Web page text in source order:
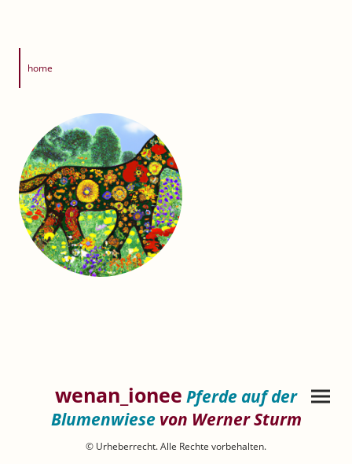
home
wenan_ionee Pferde auf der
Blumenwiese von Werner Sturm
© Urheberrecht. Alle Rechte vorbehalten.